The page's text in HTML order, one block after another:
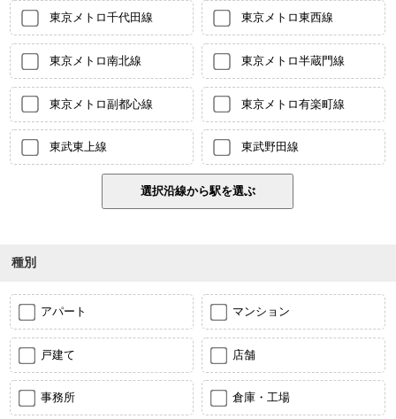
東京メトロ千代田線 東京メトロ東西線
東京メトロ南北線 東京メトロ半蔵門線
東京メトロ副都心線 東京メトロ有楽町線
東武東上線 東武野田線
種別
アパート マンション
戸建て 店舗
事務所 倉庫・工場